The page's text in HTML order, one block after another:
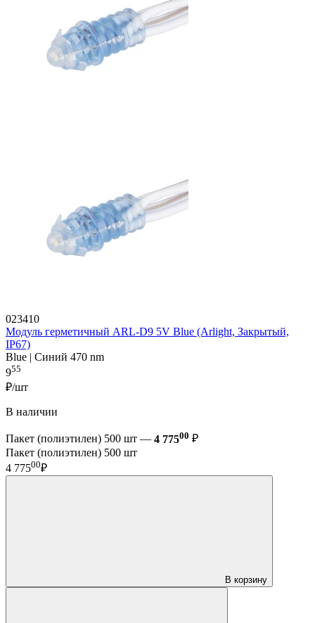
023410
Модуль герметичный ARL-D9 5V Blue (Arlight, Закрытый,
IP67)
Blue | Синий 470 nm
955
₽/шт
В наличии
Пакет (полиэтилен) 500 шт — 4 77500 ₽
Пакет (полиэтилен) 500 шт
4 77500₽
В корзину